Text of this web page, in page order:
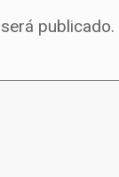
publicado.